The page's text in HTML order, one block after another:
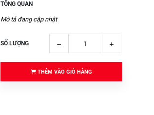
TỔNG QUAN
Mô tả đang cập nhật
SỐ LƯỢNG
THÊM VÀO GIỎ HÀNG